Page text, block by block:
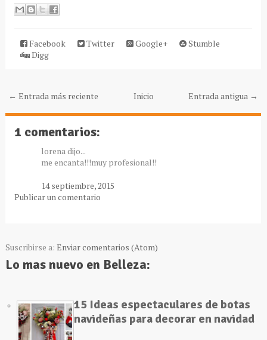
Facebook Twitter Google+
Stumble
Digg
← Entrada más reciente Entrada antigua →
Inicio
1 comentarios:
lorena dijo...
me encanta!!!muy profesional!!
14 septiembre, 2015
Publicar un comentario
Suscribirse a: Enviar comentarios (Atom)
Lo mas nuevo en Belleza:
15 Ideas espectaculares de botas
navideñas para decorar en navidad